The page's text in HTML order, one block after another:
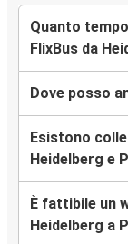
Quanto
FlixBus da
Dove posso
Esistono
Heidelberg e
È fattibile un
Heidelberg a